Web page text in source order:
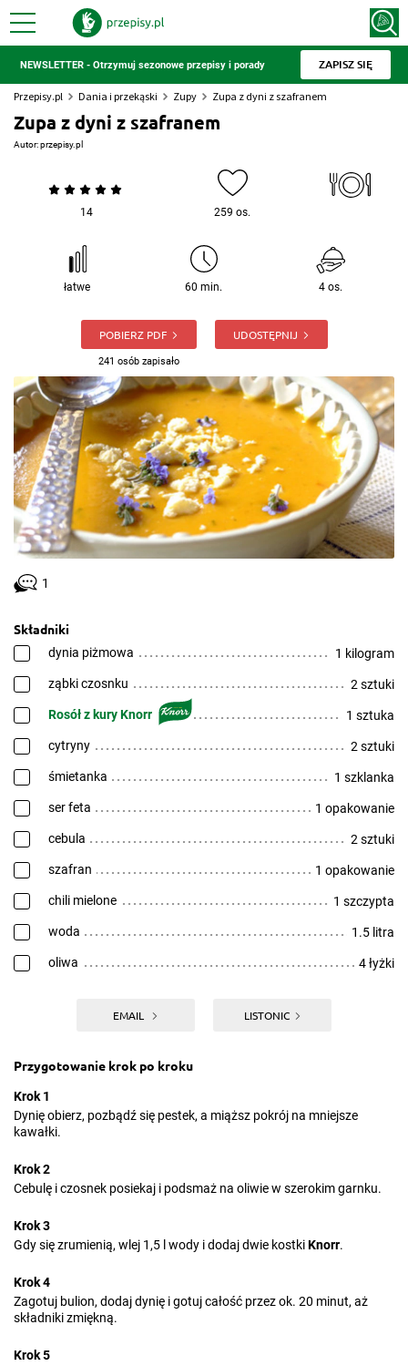
NEWSLETTER - Otrzymuj sezonowe przepisy i porady ZAPISZ SIĘ
Przepisy.pl Dania i przekąski Zupy Zupa z dyni z szafranem
Zupa z dyni z szafranem
Autor:przepisy.pl
14 259 os.
łatwe 60 min. 4 os.
POBIERZ PDF
241 osób zapisało
UDOSTĘPNIJ
1
Składniki
dynia piżmowa 1 kilogram
ząbki czosnku 2 sztuki
Rosół z kury Knorr 1 sztuka
cytryny 2 sztuki
śmietanka 1 szklanka
ser feta 1 opakowanie
cebula 2 sztuki
szafran 1 opakowanie
chili mielone 1 szczypta
woda 1.5 litra
oliwa 4 łyżki
EMAIL LISTONIC
Przygotowanie krok po kroku
Krok 1
Dynię obierz, pozbądź się pestek, a miąższ pokrój na mniejsze
kawałki.
Krok 2
Cebulę i czosnek posiekaj i podsmaż na oliwie w szerokim garnku.
Krok 3
Gdy się zrumienią, wlej 1,5 l wody i dodaj dwie kostkiKnorr.
Krok 4
Zagotuj bulion, dodaj dynię i gotuj całość przez ok. 20 minut, aż
składniki zmiękną.
Krok 5